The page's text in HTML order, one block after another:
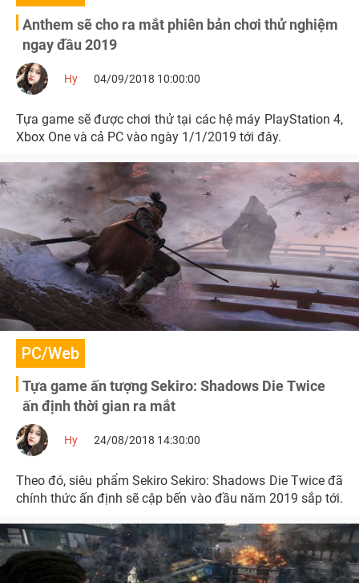
Anthem sẽ cho ra mắt phiên bản chơi thử nghiệm
ngay đầu 2019
Hy 04/09/2018 10:00:00
Tựa game sẽ được chơi thử tại các hệ máy PlayStation 4,
Xbox One và cả PC vào ngày 1/1/2019 tới đây.
PC/Web
Tựa game ấn tượng Sekiro: Shadows Die Twice
ấn định thời gian ra mắt
Hy 24/08/2018 14:30:00
Theo đó, siêu phẩm Sekiro Sekiro: Shadows Die Twice đã
chính thức ấn định sẽ cập bến vào đầu năm 2019 sắp tới.